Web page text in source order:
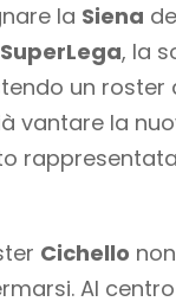
la Siena
SuperLega, la
un roster
vantare la
Cichello
Al